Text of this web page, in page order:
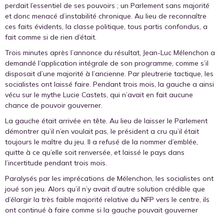
perdait l’essentiel de ses pouvoirs ; un Parlement sans majorité
et donc menacé d’instabilité chronique. Au lieu de reconnaître
ces faits évidents, la classe politique, tous partis confondus, a
fait comme si de rien d’était.
Trois minutes après l’annonce du résultat, Jean-Luc Mélenchon a
demandé l’application intégrale de son programme, comme s’il
disposait d’une majorité à l’ancienne. Par pleutrerie tactique, les
socialistes ont laissé faire. Pendant trois mois, la gauche a ainsi
vécu sur le mythe Lucie Castets, qui n’avait en fait aucune
chance de pouvoir gouverner.
La gauche était arrivée en tête. Au lieu de laisser le Parlement
démontrer qu’il n’en voulait pas, le président a cru qu’il était
toujours le maître du jeu. Il a refusé de la nommer d’emblée,
quitte à ce qu’elle soit renversée, et laissé le pays dans
l’incertitude pendant trois mois.
Paralysés par les imprécations de Mélenchon, les socialistes ont
joué son jeu. Alors qu’il n’y avait d’autre solution crédible que
d’élargir la très faible majorité relative du NFP vers le centre, ils
ont continué à faire comme si la gauche pouvait gouverner